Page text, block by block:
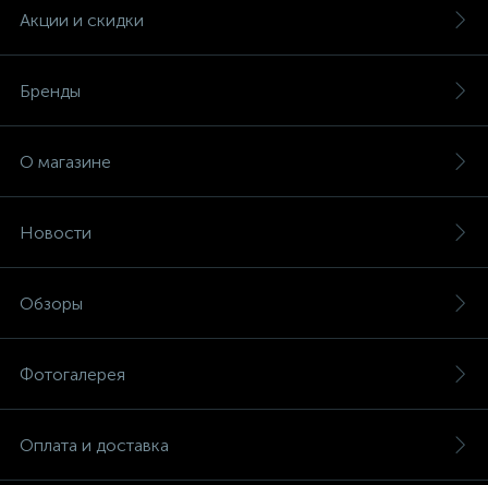
Акции и скидки
Бренды
О магазине
Новости
Обзоры
Фотогалерея
Оплата и доставка